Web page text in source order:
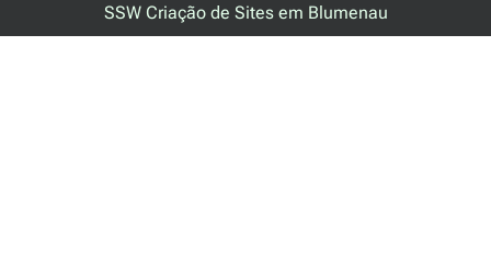
SSW Criação de Sites em Blumenau